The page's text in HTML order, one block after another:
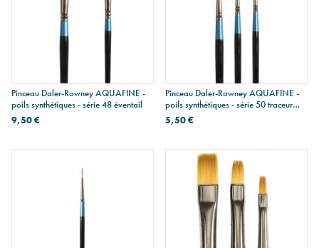
Pinceau Daler-Rowney AQUAFINE -
poils synthétiques - série 48 éventail
9,50 €
Pinceau Daler-Rowney AQUAFINE -
poils synthétiques - série 50 traceur
long
5,50 €